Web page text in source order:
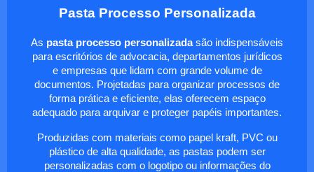
Pasta Processo Personalizada
As pasta processo personalizadasão indispensáveis
para escritórios de advocacia, departamentos jurídicos
e empresas que lidam com grande volume de
documentos. Projetadas para organizar processos de
forma prática e eficiente, elas oferecem espaço
adequado para arquivar e proteger papéis importantes.
Produzidas com materiais como papel kraft, PVC ou
plástico de alta qualidade, as pastas podem ser
personalizadas com o logotipo ou informações do